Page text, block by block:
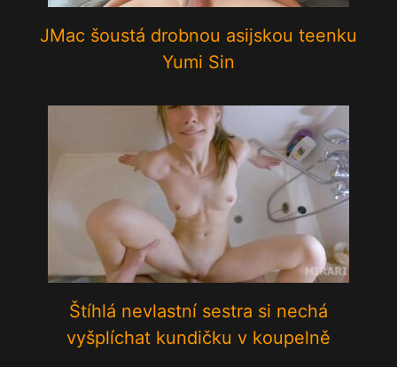
JMac šoustá drobnou asijskou teenku
Yumi Sin
Štíhlá nevlastní sestra si nechá
vyšplíchat kundičku v koupelně